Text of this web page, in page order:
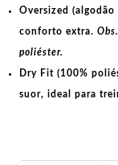
Oversized
conforto extra.
poliéster.
Dry Fit (100%
suor, ideal para